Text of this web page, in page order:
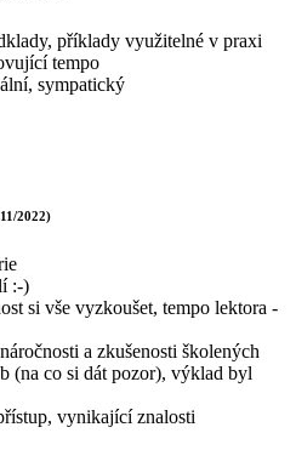
příklady využitelné v praxi
tempo
sympatický
2022)
:-)
si vše vyzkoušet, tempo lektora -
a zkušenosti školených
(na co si dát pozor), výklad byl
vynikající znalosti